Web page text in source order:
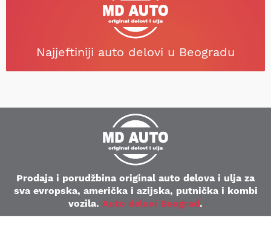
Najjeftiniji auto delovi u Beogradu
Prodaja i porudžbina original auto delova i ulja za
sva evropska, američka i azijska, putnička i kombi
vozila. Auto delovi Beograd.